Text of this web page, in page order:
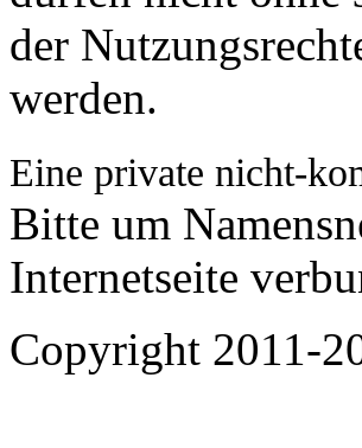
der
werden.
Eine private nicht-
Bitte um
Internetseite
Copyright 2011-